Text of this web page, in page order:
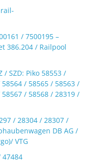
/ 7500195 –
386.204 / Railpool
/ SZD: Piko 58553 /
/ 58565 / 58563 /
/ 58568 / 28319 /
/ 28304 / 28307 /
DB AG /
VTG
47484